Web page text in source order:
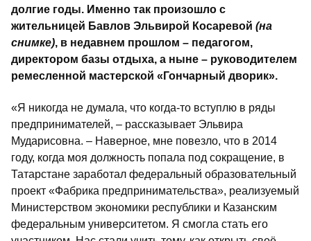
долгие годы. Именно так произошло с
жительницей Бавлов Эльвирой Косаревой (на
снимке), в недавнем прошлом – педагогом,
директором базы отдыха, а ныне – руководителем
ремесленной мастерской «Гончарный дворик».
«Я никогда не думала, что когда-то вступлю в ряды
предпринимателей, – рассказывает Эльвира
Мударисовна. – Наверное, мне повезло, что в 2014
году, когда моя должность попала под сокращение, в
Татарстане заработал федеральный образовательный
проект «Фабрика предпринимательства», реализуемый
Министерством экономики республики и Казанским
федеральным университетом. Я смогла стать его